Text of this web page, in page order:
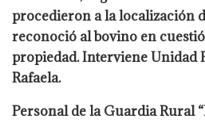
procedieron a la localización
reconoció al bovino en
propiedad. Interviene Unidad
Rafaela.
Personal de la Guardia Rural